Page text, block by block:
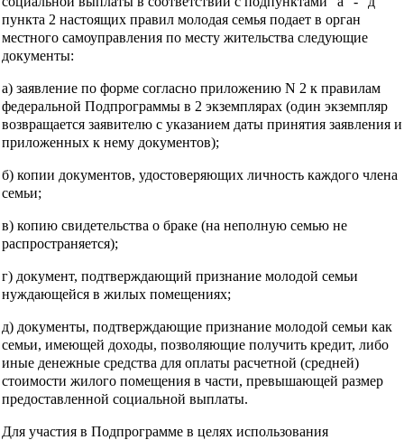
пункта 2 настоящих правил молодая семья подает в орган
местного самоуправления по месту жительства следующие
документы:
а) заявление по форме согласно приложению N 2 к правилам
федеральной Подпрограммы в 2 экземплярах (один экземпляр
возвращается заявителю с указанием даты принятия заявления и
приложенных к нему документов);
б) копии документов, удостоверяющих личность каждого члена
семьи;
в) копию свидетельства о браке (на неполную семью не
распространяется);
г) документ, подтверждающий признание молодой семьи
нуждающейся в жилых помещениях;
д) документы, подтверждающие признание молодой семьи как
семьи, имеющей доходы, позволяющие получить кредит, либо
иные денежные средства для оплаты расчетной (средней)
стоимости жилого помещения в части, превышающей размер
предоставленной социальной выплаты.
Для участия в Подпрограмме в целях использования